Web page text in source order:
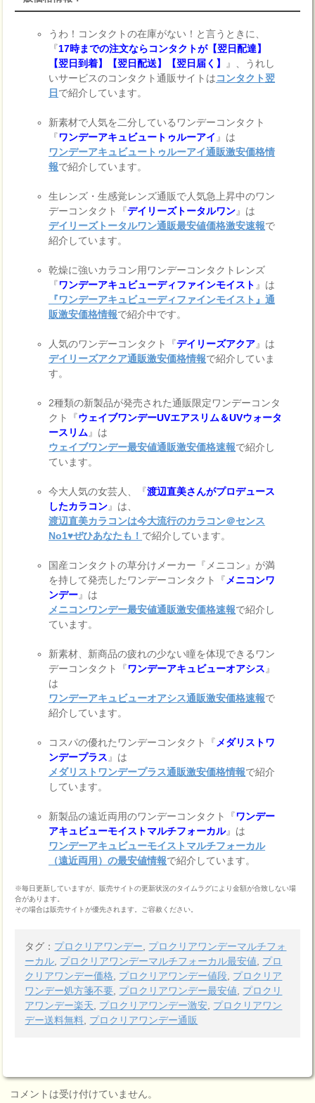
うわ！コンタクトの在庫がない！と言うときに、
『17時までの注文ならコンタクトが【翌日配達】
【翌日到着】【翌日配送】【翌日届く】
』、うれし
いサービスのコンタクト通販サイトはコンタクト翌
日 で紹介しています。
新素材で人気を二分しているワンデーコンタクト
『ワンデーアキュビュートゥルーアイ 』は
ワンデーアキュビュートゥルーアイ通販激安価格情
報で紹介しています。
生レンズ・生感覚レンズ通販で人気急上昇中のワン
デーコンタクト『デイリーズトータルワン』は
デイリーズトータルワン通販最安値価格激安速報で
紹介しています。
乾燥に強いカラコン用ワンデーコンタクトレンズ
『ワンデーアキュビューディファインモイスト 』は
『ワンデーアキュビューディファインモイスト』通
販激安価格情報で紹介中です。
人気のワンデーコンタクト『デイリーズアクア』は
デイリーズアクア通販激安価格情報で紹介していま
す。
2種類の新製品が発売された通販限定ワンデーコンタ
クト『ウェイブワンデーUVエアスリム＆UVウォータ
ースリム 』は
ウェイブワンデー最安値通販激安価格速報で紹介し
ています。
今大人気の女芸人、『渡辺直美さんがプロデュース
したカラコン』は、
渡辺直美カラコンは今大流行のカラコン＠センス
No1♥ぜひあなたも！ で紹介しています。
国産コンタクトの草分けメーカー『メニコン』が満
を持して発売したワンデーコンタクト『 メニコンワ
ンデー』は
メニコンワンデー最安値通販激安価格速報で紹介し
ています。
新素材、新商品の疲れの少ない瞳を体現できるワン
デーコンタクト『ワンデーアキュビューオアシス 』
は
ワンデーアキュビューオアシス通販激安価格速報で
紹介しています。
コスパの優れたワンデーコンタクト『 メダリストワ
ンデープラス 』は
メダリストワンデープラス通販激安価格情報で紹介
しています。
新製品の遠近両用のワンデーコンタクト『ワンデー
アキュビューモイストマルチフォーカル』は
ワンデーアキュビューモイストマルチフォーカル
（遠近両用）の最安値情報で紹介しています。
※毎日更新していますが、販売サイトの更新状況のタイムラグにより金額が合致しない場
合があります。
その場合は販売サイトが優先されます。ご容赦ください。
タグ： プロクリアワンデー
プロクリアワンデーマルチフォ
ーカル プロクリアワンデーマルチフォーカル最安値
プロ
クリアワンデー価格
プロクリアワンデー値段 プロクリア
ワンデー処方箋不要 プロクリアワンデー最安値
プロクリ
アワンデー楽天
プロクリアワンデー激安 プロクリアワン
デー送料無料 プロクリアワンデー通販
コメントは受け付けていません。